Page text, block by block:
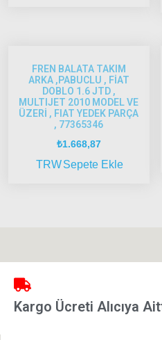
1996-
2003
Bravo
2007-
Marea
Linea
2002-
2006
FREN BALATA TAKIM
ARKA ,PABUCLU , FİAT
DOBLO 1.6 JTD ,
MULTIJET 2010 MODEL VE
ÜZERİ , FIAT YEDEK PARÇA
, 77365346
₺1.668,87
TRWSepete Ekle
Kargo Ücreti Alıcıya